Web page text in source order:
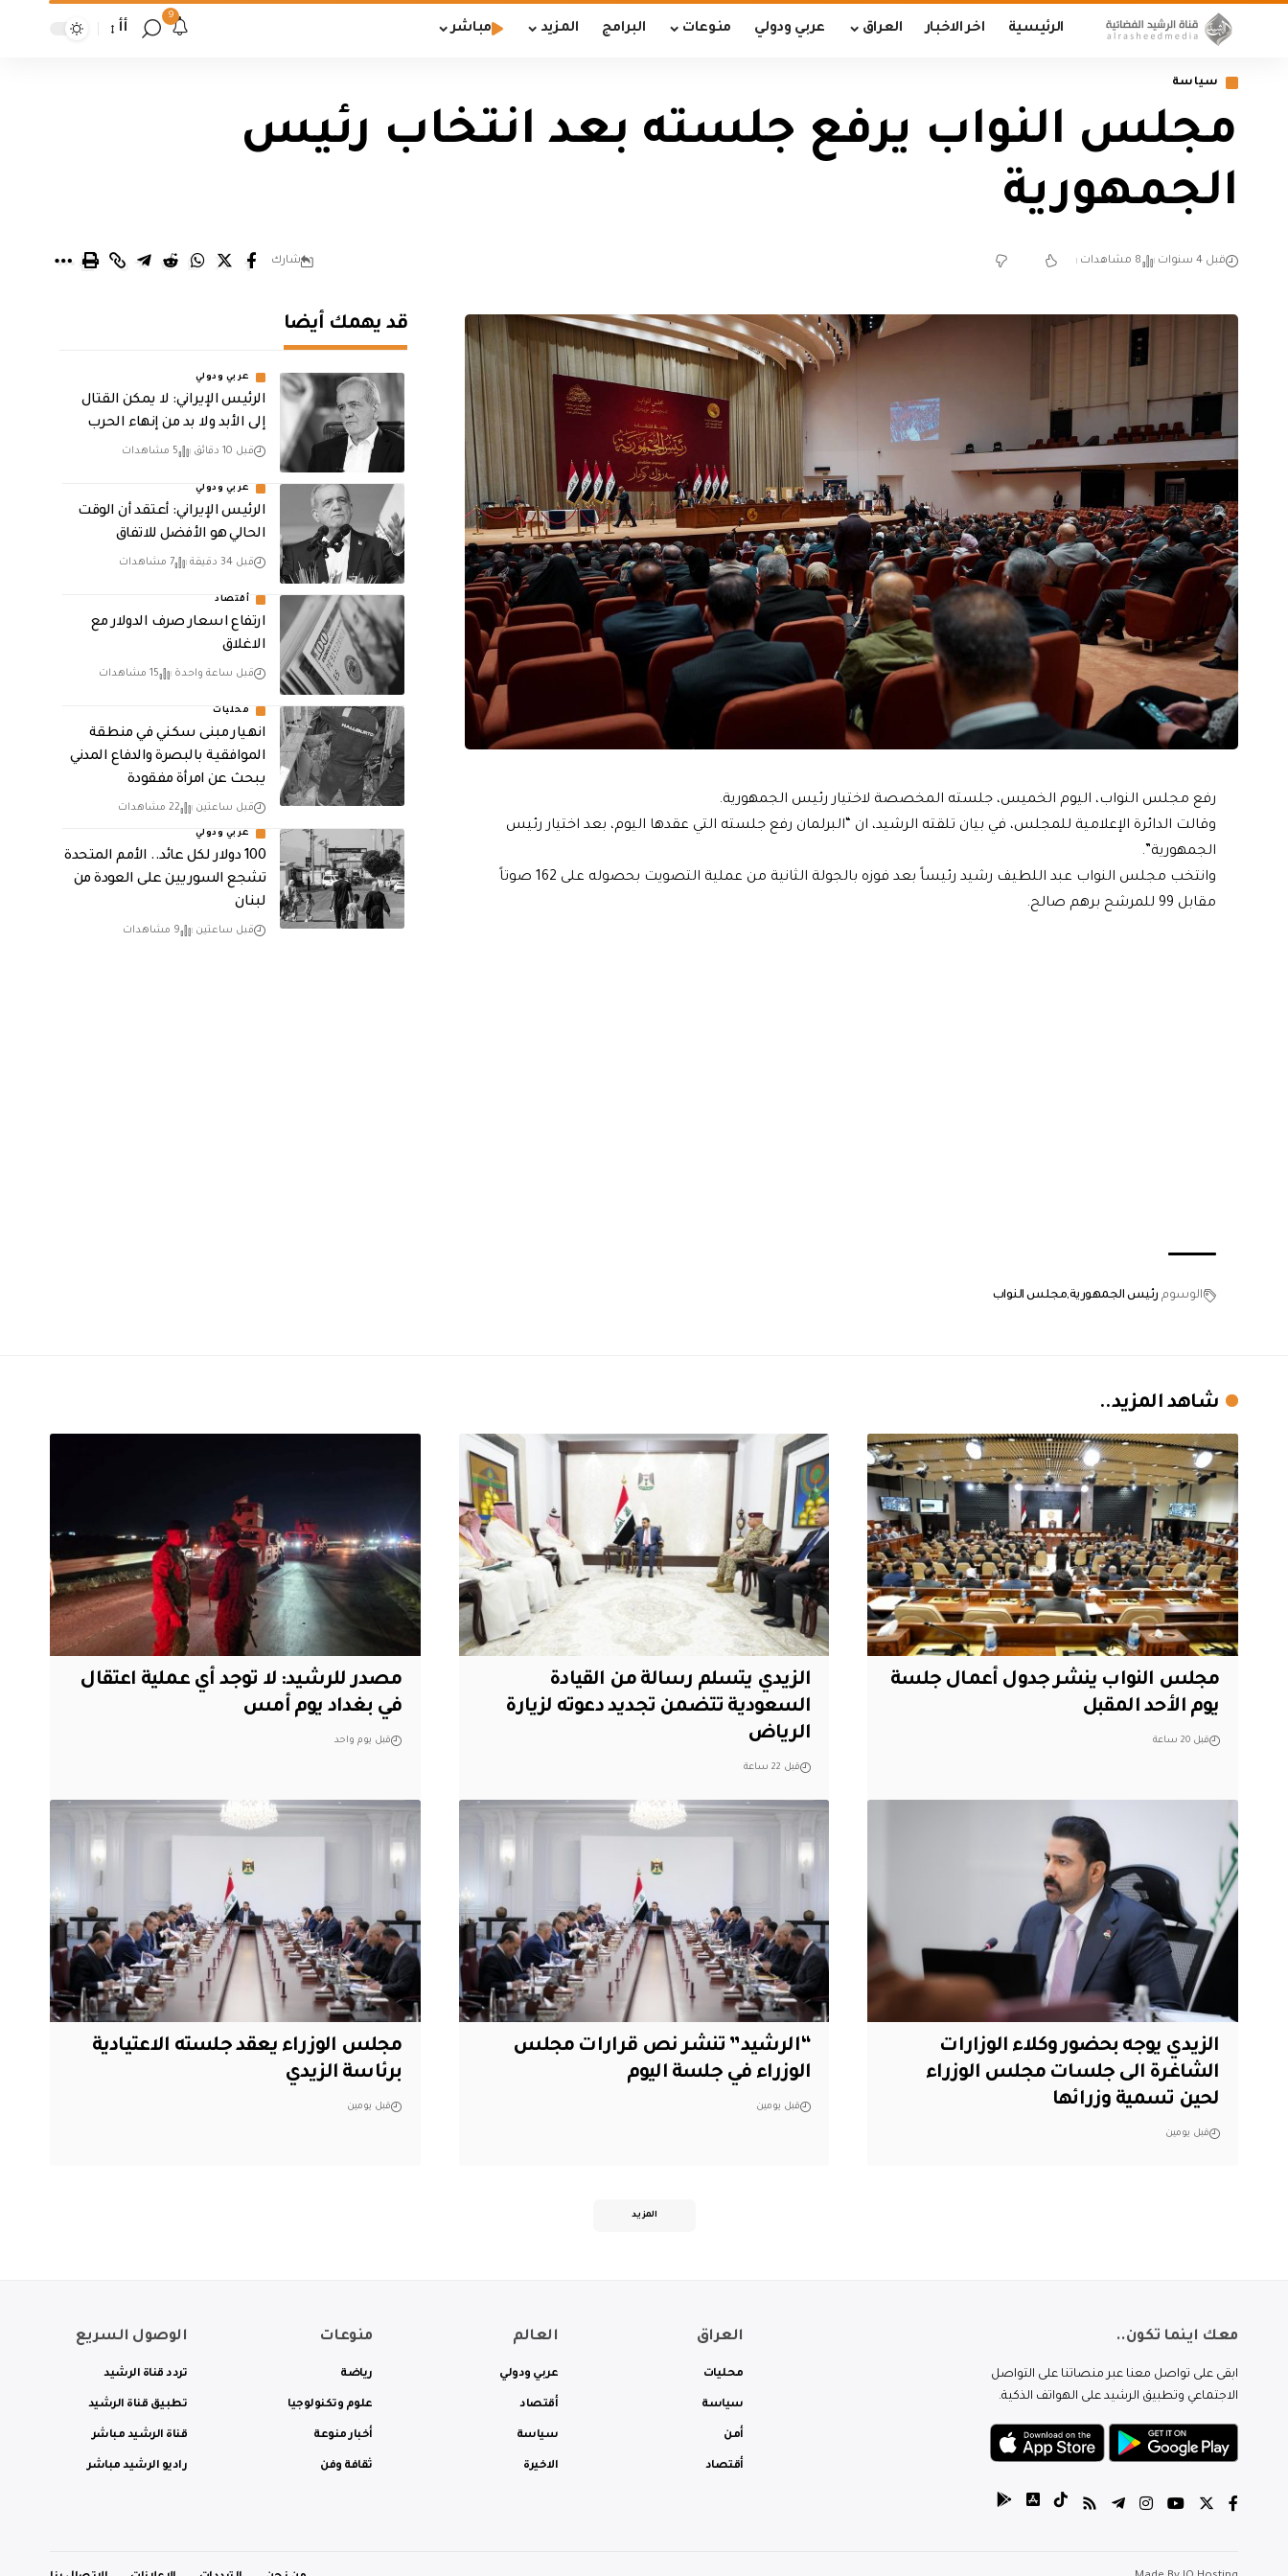
الرئيسية اخر الاخبار العراق عربي ودولي منوعات البرامج المزيد مباشر
9
أأ
سياسة
مجلس النواب يرفع جلسته بعد انتخاب رئيس
الجمهورية
قبل 4 سنوات 8 مشاهدات شارك
رفع مجلس النواب، اليوم الخميس، جلسته المخصصة لاختيار رئيس الجمهورية.
وقالت الدائرة الإعلامية للمجلس، في بيان تلقته الرشيد، ان “البرلمان رفع جلسته التي عقدها اليوم، بعد اختيار رئيس
الجمهورية”.
وانتخب مجلس النواب عبد اللطيف رشيد رئيساً بعد فوزه بالجولة الثانية من عملية التصويت بحصوله على 162 صوتاً
مقابل 99 للمرشح برهم صالح.
الوسوم رئيس الجمهورية مجلس النواب
قد يهمك أيضا
عربي ودولي
الرئيس الإيراني: لا يمكن القتال
إلى الأبد ولا بد من إنهاء الحرب
قبل 10 دقائق 5 مشاهدات
عربي ودولي
الرئيس الإيراني: أعتقد أن الوقت
الحالي هو الأفضل للاتفاق
قبل 34 دقيقة 7 مشاهدات
أقتصاد
ارتفاع اسعار صرف الدولار مع
الاغلاق
قبل ساعة واحدة 15 مشاهدات
محليات
انهيار مبنى سكني في منطقة
الموافقية بالبصرة والدفاع المدني
يبحث عن امرأة مفقودة
قبل ساعتين 22 مشاهدات
عربي ودولي
100 دولار لكل عائد.. الأمم المتحدة
تشجع السوريين على العودة من
لبنان
قبل ساعتين 9 مشاهدات
شاهد المزيد..
مجلس النواب ينشر جدول أعمال جلسة
يوم الأحد المقبل
قبل 20 ساعة
الزيدي يتسلم رسالة من القيادة
السعودية تتضمن تجديد دعوته لزيارة
الرياض
قبل 22 ساعة
مصدر للرشيد: لا توجد أي عملية اعتقال
في بغداد يوم أمس
قبل يوم واحد
الزيدي يوجه بحضور وكلاء الوزارات
الشاغرة الى جلسات مجلس الوزراء
لحين تسمية وزرائها
قبل يومين
“الرشيد” تنشر نص قرارات مجلس
الوزراء في جلسة اليوم
قبل يومين
مجلس الوزراء يعقد جلسته الاعتيادية
برئاسة الزيدي
قبل يومين
المزيد
معك اينما تكون..
ابقى على تواصل معنا عبر منصاتنا على التواصل
الاجتماعي وتطبيق الرشيد على الهواتف الذكية.
العراق
محليات
سياسة
أمن
أقتصاد
العالم
عربي ودولي
أقتصاد
سياسة
الاخيرة
منوعات
رياضة
علوم وتكنولوجيا
أخبار منوعة
ثقافة وفن
الوصول السريع
تردد قناة الرشيد
تطبيق قناة الرشيد
قناة الرشيد مباشر
راديو الرشيد مباشر